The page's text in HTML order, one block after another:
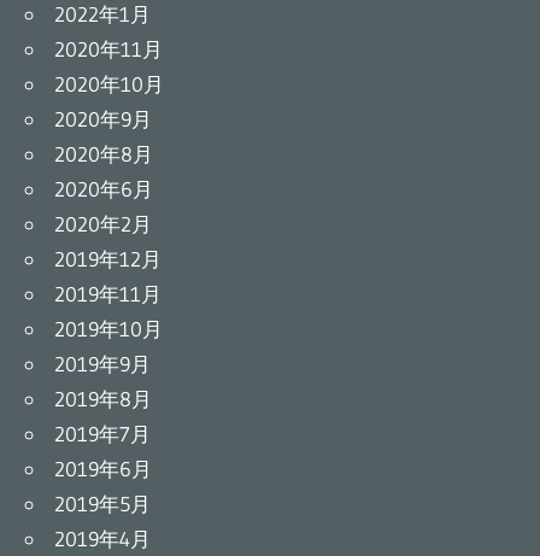
2022年1月
2020年11月
2020年10月
2020年9月
2020年8月
2020年6月
2020年2月
2019年12月
2019年11月
2019年10月
2019年9月
2019年8月
2019年7月
2019年6月
2019年5月
2019年4月